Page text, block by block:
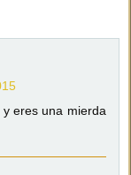
eres una mierda